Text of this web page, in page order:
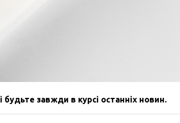
і будьте завжди в курсі останніх новин.